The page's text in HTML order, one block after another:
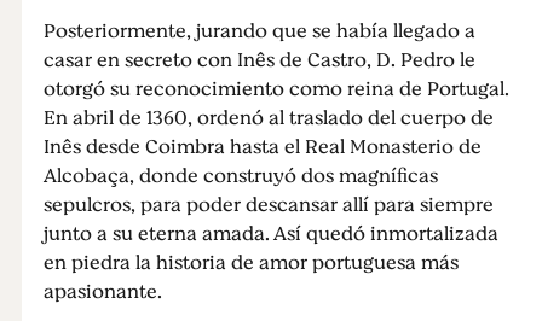
Posteriormente, jurando que se había llegado a
casar en secreto con Inês de Castro, D. Pedro le
otorgó su reconocimiento como reina de Portugal.
En abril de 1360, ordenó al traslado del cuerpo de
Inês desde Coimbra hasta el Real Monasterio de
Alcobaça, donde construyó dos magníficas
sepulcros, para poder descansar allí para siempre
junto a su eterna amada. Así quedó inmortalizada
en piedra la historia de amor portuguesa más
apasionante.